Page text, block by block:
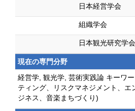
日本経営学会
組織学会
日本観光研究学会
現在の専門分野
経営学, 観光学, 芸術実践論 キーワ
ティング、リスクマネジメント、エ
ジネス、音楽まちづくり)